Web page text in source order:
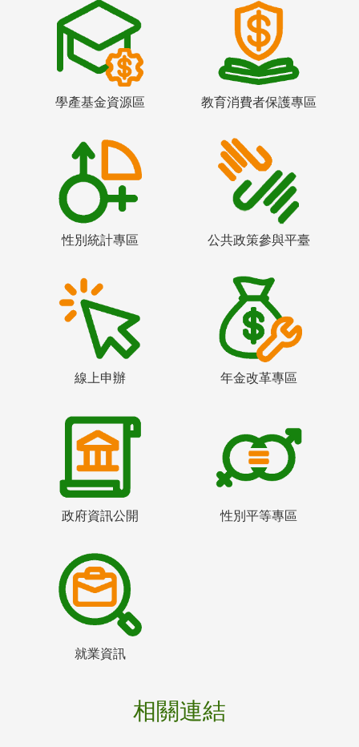
學產基金資源區 教育消費者保護專區
性別統計專區 公共政策參與平臺
線上申辦 年金改革專區
政府資訊公開 性別平等專區
就業資訊
相關連結